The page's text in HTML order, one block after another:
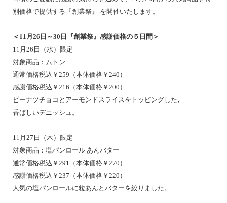
別価格で提供する『創業祭』 を開催いたします。
＜11月26日～30日『創業祭』感謝価格の５日間＞
11月26日（水）限定
対象商品：ムトン
通常価格税込￥259（本体価格￥240）
感謝価格税込￥216（本体価格￥200）
ピーナツチョコとアーモンドスライスをトッピングした､
香ばしいデニッシュ。
11月27日（木）限定
対象商品：塩パンロール あんバター
通常価格税込￥291（本体価格￥270）
感謝価格税込￥237（本体価格￥220）
人気の塩パンロールに粒あんとバターを絞りました。